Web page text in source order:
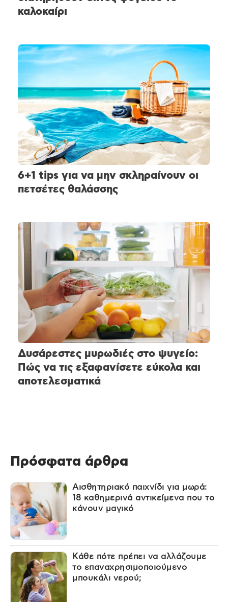
καλοκαίρι
6+1 tips για να μην σκληραίνουν οι
πετσέτες θαλάσσης
Δυσάρεστες μυρωδιές στο ψυγείο:
Πώς να τις εξαφανίσετε εύκολα και
αποτελεσματικά
Πρόσφατα άρθρα
Αισθητηριακό παιχνίδι για μωρά:
18 καθημερινά αντικείμενα που το
κάνουν μαγικό
Κάθε πότε πρέπει να αλλάζουμε
το επαναχρησιμοποιούμενο
μπουκάλι νερού;